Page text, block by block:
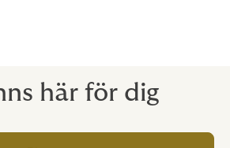
här för dig